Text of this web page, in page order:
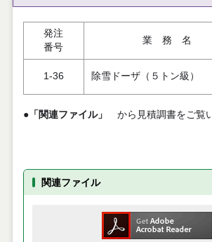
発注
番号
業 務 名
1-36 除雪ドーザ（５トン級）
●「関連ファイル」 から見積調書をご覧
関連ファイル